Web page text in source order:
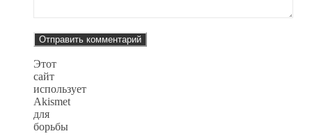
Этот
сайт
использует
Akismet
для
борьбы